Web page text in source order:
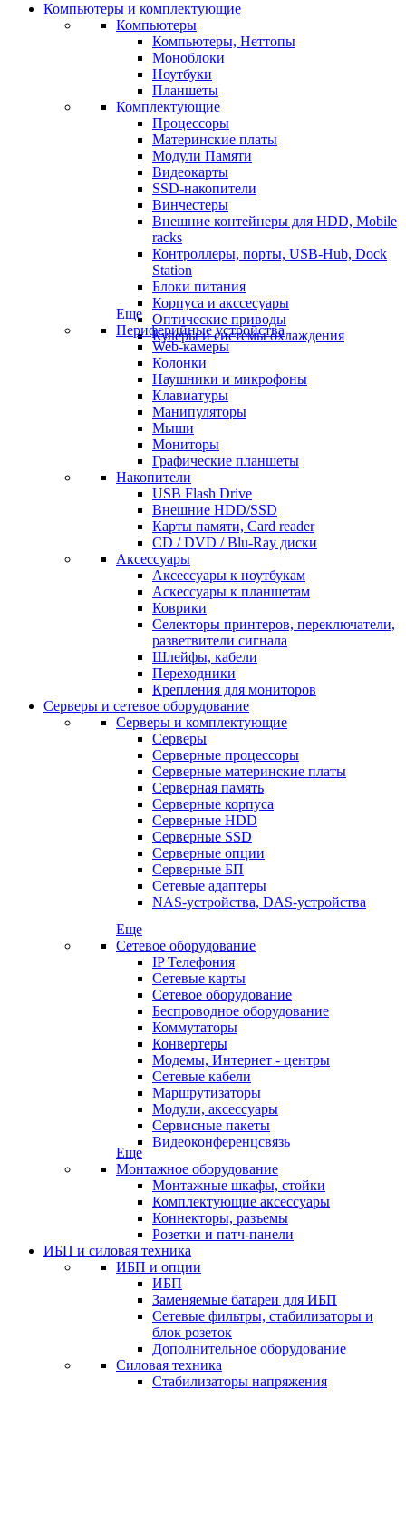
Компьютеры и комплектующие
Компьютеры
Компьютеры, Неттопы
Моноблоки
Ноутбуки
Планшеты
Комплектующие
Процессоры
Материнские платы
Модули Памяти
Видеокарты
SSD-накопители
Винчестеры
Внешние контейнеры для HDD, Mobile
racks
Контроллеры, порты, USB-Hub, Dock
Station
Блоки питания
Корпуса и акссесуары
Оптические приводы
Кулеры и системы охлаждения
Еще
Периферийные устройства
Web-камеры
Колонки
Наушники и микрофоны
Клавиатуры
Манипуляторы
Мыши
Мониторы
Графические планшеты
Накопители
USB Flash Drive
Внешние HDD/SSD
Карты памяти, Card reader
CD / DVD / Blu-Ray диски
Аксессуары
Аксессуары к ноутбукам
Аскессуары к планшетам
Коврики
Селекторы принтеров, переключатели,
разветвители сигнала
Шлейфы, кабели
Переходники
Крепления для мониторов
Серверы и сетевое оборудование
Серверы и комплектующие
Серверы
Серверные процессоры
Серверные материнские платы
Серверная память
Серверные корпуса
Серверные HDD
Серверные SSD
Серверные опции
Серверные БП
Сетевые адаптеры
NAS-устройства, DAS-устройства
Еще
Сетевое оборудование
IP Телефония
Сетевые карты
Сетевое оборудование
Беспроводное оборудование
Коммутаторы
Конвертеры
Модемы, Интернет - центры
Сетевые кабели
Маршрутизаторы
Модули, аксессуары
Сервисные пакеты
Видеоконференцсвязь
Еще
Монтажное оборудование
Монтажные шкафы, стойки
Комплектующие аксессуары
Коннекторы, разъемы
Розетки и патч-панели
ИБП и силовая техника
ИБП и опции
ИБП
Заменяемые батареи для ИБП
Сетевые фильтры, стабилизаторы и
блок розеток
Дополнительное оборудование
Силовая техника
Стабилизаторы напряжения